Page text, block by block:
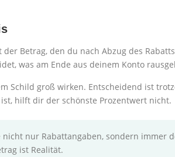
der Betrag, den du nach Abzug des
was am Ende aus deinem Konto
Schild groß wirken. Entscheidend ist
hilft dir der schönste Prozentwert nicht.
nicht nur Rabattangaben, sondern immer
ist Realität.